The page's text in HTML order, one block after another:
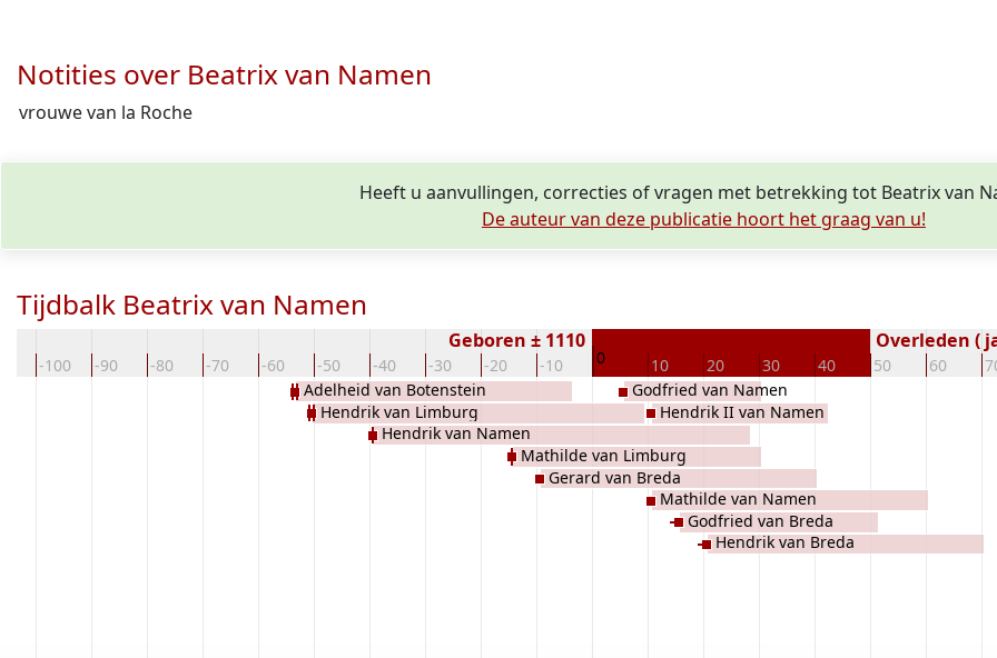
Notities over Beatrix van Namen
vrouwe van la Roche
Heeft u aanvullingen, correcties of vragen met betrekking tot Beatrix van
De auteur van deze publicatie hoort het graag van u!
Tijdbalk Beatrix van Namen
-100 -90 -80 -70 -60 -50 -40 -30 -20 -10 0 10 20 30 40 50 60
Geboren ± 1110 Overleden (
Adelheid van Botenstein
Hendrik van Limburg
Hendrik van Namen
Mathilde van Limburg
Gerard van Breda
Godfried van Namen
Hendrik II van Namen
Mathilde van Namen
Godfried van Breda
Hendrik van Breda